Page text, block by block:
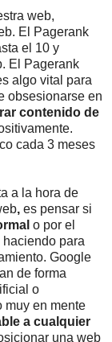
web,
El Pagerank
el 10 y
El Pagerank
algo vital para
obsesionarse en
contenido de
cada 3 meses
a la hora de
, es pensar si
o por el
haciendo para
Google
de forma
o
muy en mente
a cualquier
una web